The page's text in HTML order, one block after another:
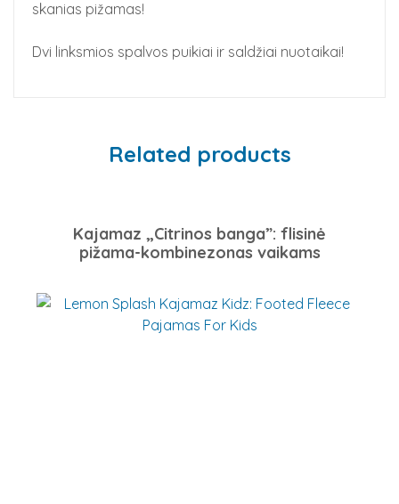
skanias pižamas!
Dvi linksmios spalvos puikiai ir saldžiai nuotaikai!
Related products
Kajamaz „Citrinos banga”: flisinė
pižama-kombinezonas vaikams